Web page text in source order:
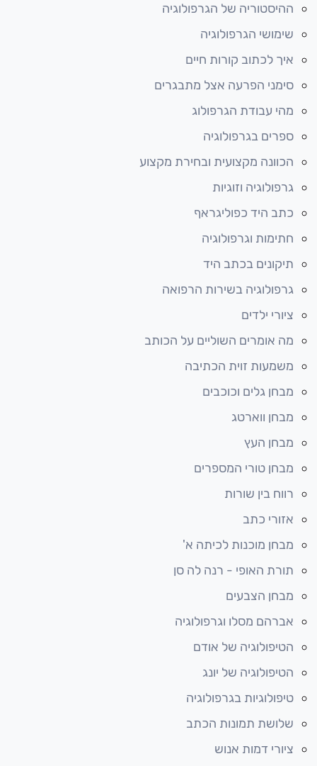
ההיסטוריה של הגרפולוגיה
שימושי הגרפולוגיה
איך לכתוב קורות חיים
סימני הפרעה אצל מתבגרים
מהי עבודת הגרפולוג
ספרים בגרפולוגיה
הכוונה מקצועית ובחירת מקצוע
גרפולוגיה וזוגיות
כתב היד כפוליגראף
חתימות וגרפולוגיה
תיקונים בכתב היד
גרפולוגיה בשירות הרפואה
ציורי ילדים
מה אומרים השוליים על הכותב
משמעות זוית הכתיבה
מבחן גלים וכוכבים
מבחן ווארטג
מבחן העץ
מבחן טורי המספרים
רווח בין שורות
אזורי כתב
מבחן מוכנות לכיתה א'
תורת האופי - רנה לה סן
מבחן הצבעים
אברהם מסלו וגרפולוגיה
הטיפולוגיה של אודם
הטיפולוגיה של יונג
טיפולוגיות בגרפולוגיה
שלושת תמונות הכתב
ציורי דמות אנוש